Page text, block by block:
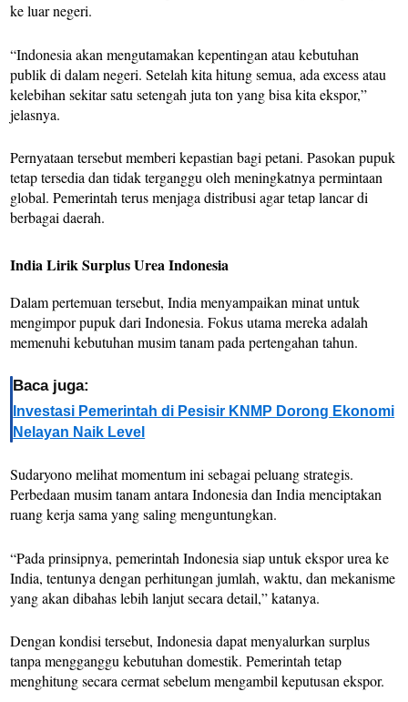
ke luar negeri.
“Indonesia akan mengutamakan kepentingan atau kebutuhan
publik di dalam negeri. Setelah kita hitung semua, ada excess atau
kelebihan sekitar satu setengah juta ton yang bisa kita ekspor,”
jelasnya.
Pernyataan tersebut memberi kepastian bagi petani. Pasokan pupuk
tetap tersedia dan tidak terganggu oleh meningkatnya permintaan
global. Pemerintah terus menjaga distribusi agar tetap lancar di
berbagai daerah.
India Lirik Surplus Urea Indonesia
Dalam pertemuan tersebut, India menyampaikan minat untuk
mengimpor pupuk dari Indonesia. Fokus utama mereka adalah
memenuhi kebutuhan musim tanam pada pertengahan tahun.
Baca juga:
Investasi Pemerintah di Pesisir KNMP Dorong Ekonomi
Nelayan Naik Level
Sudaryono melihat momentum ini sebagai peluang strategis.
Perbedaan musim tanam antara Indonesia dan India menciptakan
ruang kerja sama yang saling menguntungkan.
“Pada prinsipnya, pemerintah Indonesia siap untuk ekspor urea ke
India, tentunya dengan perhitungan jumlah, waktu, dan mekanisme
yang akan dibahas lebih lanjut secara detail,” katanya.
Dengan kondisi tersebut, Indonesia dapat menyalurkan surplus
tanpa mengganggu kebutuhan domestik. Pemerintah tetap
menghitung secara cermat sebelum mengambil keputusan ekspor.